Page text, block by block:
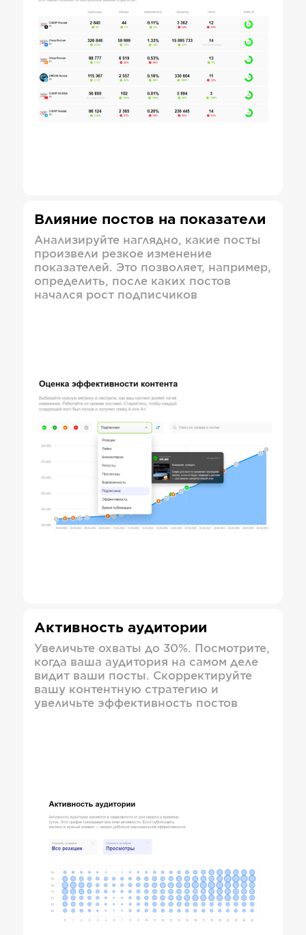
Влияние постов на показатели
Анализируйте наглядно, какие посты
произвели резкое изменение
показателей. Это позволяет, например,
определить, после каких постов
начался рост подписчиков
Активность аудитории
Увеличьте охваты до 30%. Посмотрите,
когда ваша аудитория на самом деле
видит ваши посты. Скорректируйте
вашу контентную стратегию и
увеличьте эффективность постов